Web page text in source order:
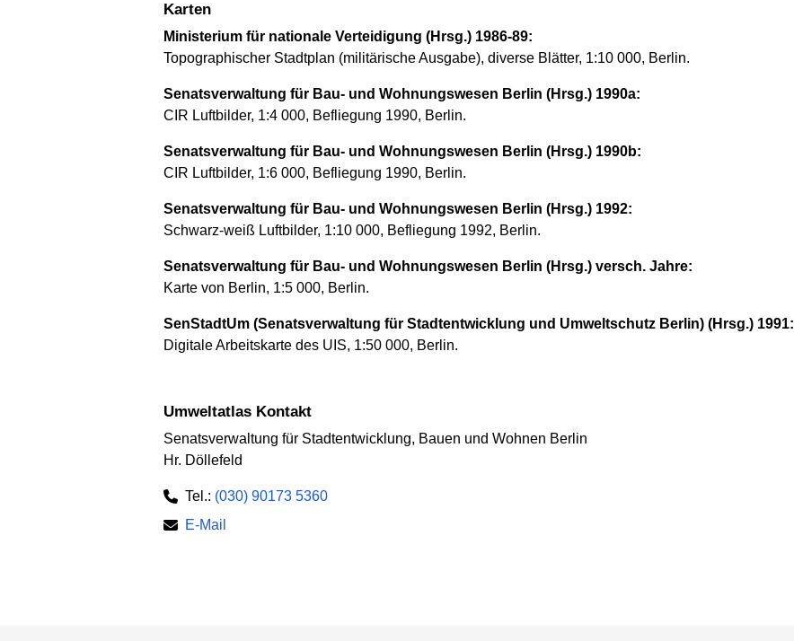
Karten
Ministerium für nationale Verteidigung (Hrsg.) 1986-89:
Topographischer Stadtplan (militärische Ausgabe), diverse Blätter, 1:10 000, Berlin.
Senatsverwaltung für Bau- und Wohnungswesen Berlin (Hrsg.) 1990a:
CIR Luftbilder, 1:4 000, Befliegung 1990, Berlin.
Senatsverwaltung für Bau- und Wohnungswesen Berlin (Hrsg.) 1990b:
CIR Luftbilder, 1:6 000, Befliegung 1990, Berlin.
Senatsverwaltung für Bau- und Wohnungswesen Berlin (Hrsg.) 1992:
Schwarz-weiß Luftbilder, 1:10 000, Befliegung 1992, Berlin.
Senatsverwaltung für Bau- und Wohnungswesen Berlin (Hrsg.) versch. Jahre:
Karte von Berlin, 1:5 000, Berlin.
SenStadtUm (Senatsverwaltung für Stadtentwicklung und Umweltschutz Berlin) (Hrsg.) 1991:
Digitale Arbeitskarte des UIS, 1:50 000, Berlin.
Umweltatlas Kontakt
Senatsverwaltung für Stadtentwicklung, Bauen und Wohnen Berlin
Hr. Döllefeld
Tel.: (030) 90173 5360
E-Mail